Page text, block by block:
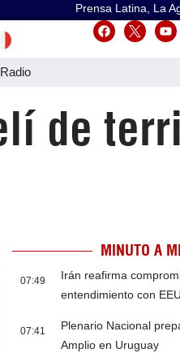
Prensa Latina, La
Radio
de
MINUTO A
07:49
Irán reafirma
entendimiento con
07:41
Plenario Nacional
Amplio en Uruguay